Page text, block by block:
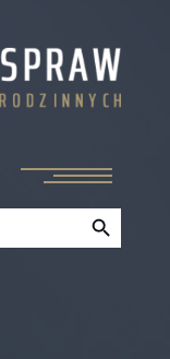
Search Button